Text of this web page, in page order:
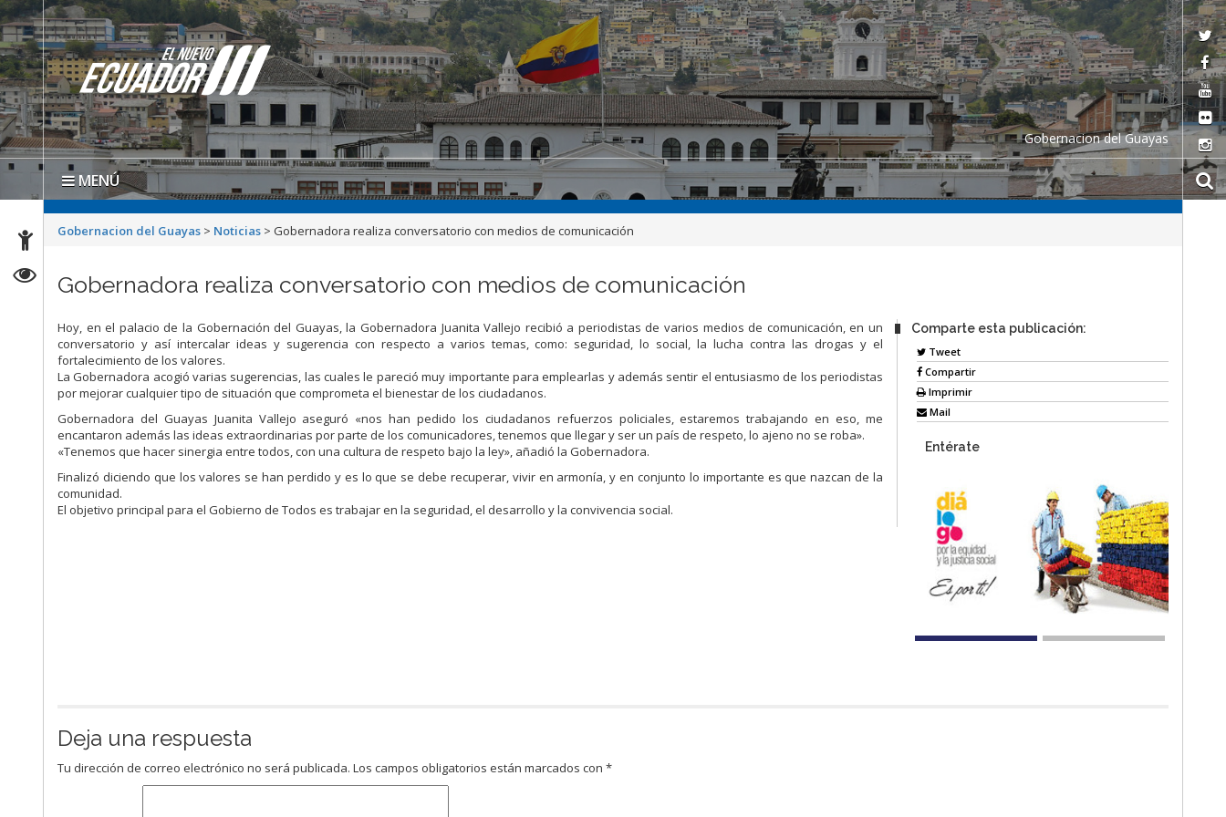
Gobernacion del Guayas
MENÚ
Gobernacion del Guayas > Noticias > Gobernadora realiza conversatorio con medios de comunicación
Gobernadora realiza conversatorio con medios de comunicación
Hoy, en el palacio de la Gobernación del Guayas, la Gobernadora Juanita Vallejo recibió a periodistas de varios medios de comunicación, en un
conversatorio y así intercalar ideas y sugerencia con respecto a varios temas, como: seguridad, lo social, la lucha contra las drogas y el
fortalecimiento de los valores.
La Gobernadora acogió varias sugerencias, las cuales le pareció muy importante para emplearlas y además sentir el entusiasmo de los periodistas
por mejorar cualquier tipo de situación que comprometa el bienestar de los ciudadanos.
Gobernadora del Guayas Juanita Vallejo aseguró «nos han pedido los ciudadanos refuerzos policiales, estaremos trabajando en eso, me
encantaron además las ideas extraordinarias por parte de los comunicadores, tenemos que llegar y ser un país de respeto, lo ajeno no se roba».
«Tenemos que hacer sinergia entre todos, con una cultura de respeto bajo la ley», añadió la Gobernadora.
Finalizó diciendo que los valores se han perdido y es lo que se debe recuperar, vivir en armonía, y en conjunto lo importante es que nazcan de la
comunidad.
El objetivo principal para el Gobierno de Todos es trabajar en la seguridad, el desarrollo y la convivencia social.
Comparte esta publicación:
Tweet
Compartir
Imprimir
Mail
Entérate
Deja una respuesta
Tu dirección de correo electrónico no será publicada. Los campos obligatorios están marcados con*